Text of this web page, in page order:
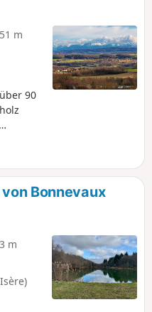
m
90
Bonnevaux
m